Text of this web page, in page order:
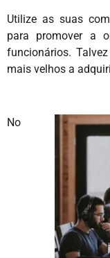
Utilize as suas
para promover a
funcionários.
mais velhos a
No